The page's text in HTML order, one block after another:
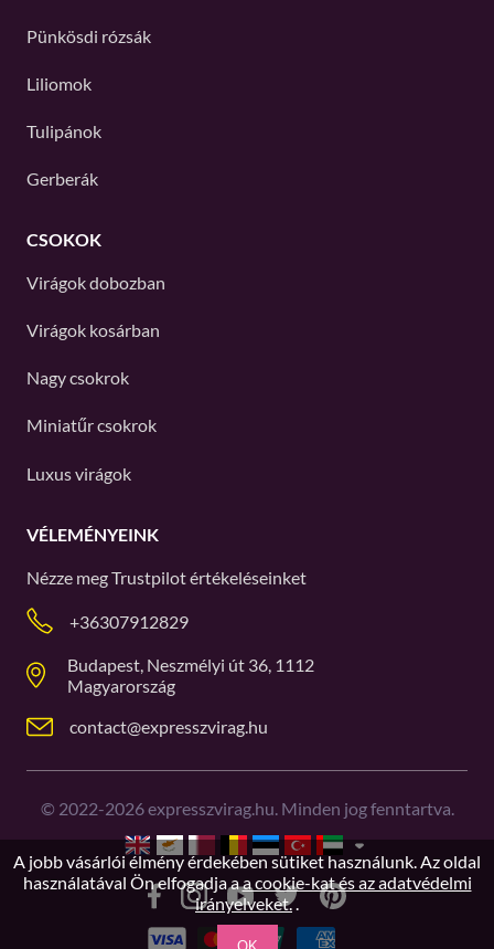
Pünkösdi rózsák
Liliomok
Tulipánok
Gerberák
CSOKOK
Virágok dobozban
Virágok kosárban
Nagy csokrok
Miniatűr csokrok
Luxus virágok
VÉLEMÉNYEINK
Nézze megTrustpilotértékeléseinket
+36307912829
Budapest, Neszmélyi út 36, 1112
Magyarország
contact@expresszvirag.hu
© 2022-2026expresszvirag.hu. Minden jog fenntartva.
A jobb vásárlói élmény érdekében sütiket használunk. Az oldal
használatával Ön elfogadja aa cookie-kat és az adatvédelmi
irányelveket..